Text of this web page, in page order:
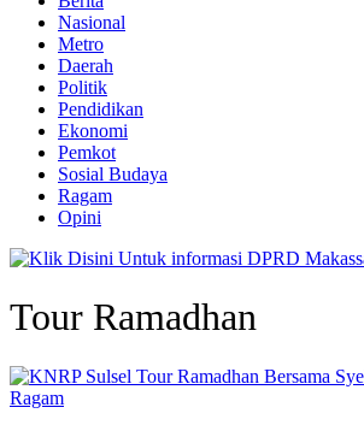
Nasional
Metro
Daerah
Politik
Pendidikan
Ekonomi
Pemkot
Sosial Budaya
Ragam
Opini
Tour Ramadhan
Ragam